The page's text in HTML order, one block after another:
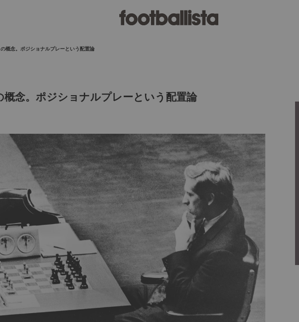
概念。ポジショナルプレーという配置論
念。ポジショナルプレーという配置論